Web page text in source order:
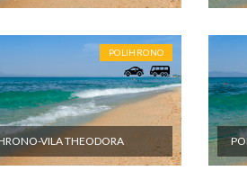
POLIHRONO
VILA THEODORA